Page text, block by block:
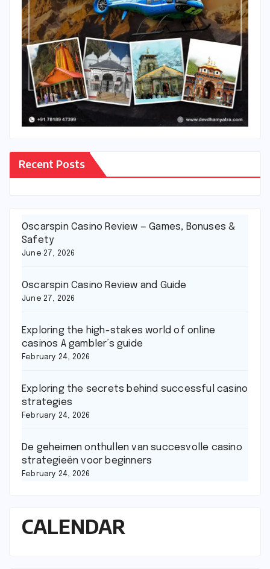
Recent Posts
Oscarspin Casino Review — Games, Bonuses &
Safety
June 27, 2026
Oscarspin Casino Review and Guide
June 27, 2026
Exploring the high-stakes world of online
casinos A gambler’s guide
February 24, 2026
Exploring the secrets behind successful casino
strategies
February 24, 2026
De geheimen onthullen van succesvolle casino
strategieën voor beginners
February 24, 2026
CALENDAR